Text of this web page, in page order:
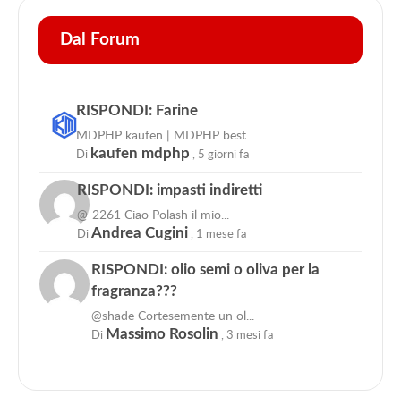
Dal Forum
RISPONDI: Farine
MDPHP kaufen | MDPHP best...
Di kaufen mdphp , 5 giorni fa
RISPONDI: impasti indiretti
@-2261 Ciao Polash il mio...
DiAndrea Cugini , 1 mese fa
RISPONDI: olio semi o oliva per la
fragranza???
@shade Cortesemente un ol...
Di Massimo Rosolin , 3 mesi fa